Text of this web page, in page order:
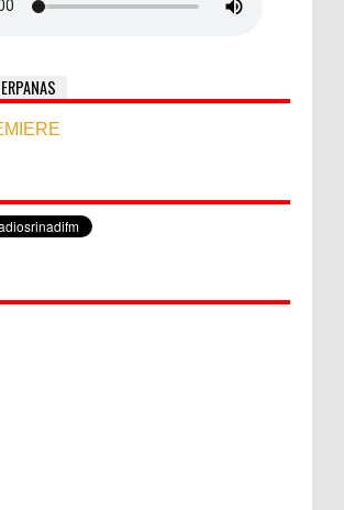
RI Bangun Islamic Centre di
PEMKAB KLUNGKUNG GELAR PASAR